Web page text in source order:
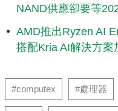
NAND供應卻要等
AMD推出Ryzen AI
搭配Kria AI解決方
#computex #處理器